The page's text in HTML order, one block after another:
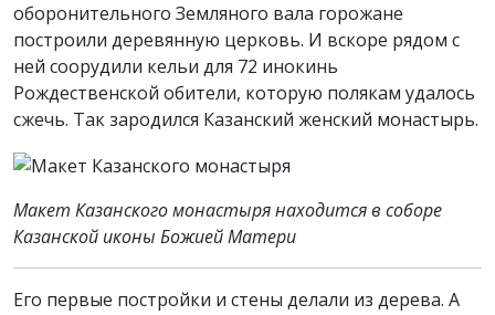
оборонительного Земляного вала горожане
построили деревянную церковь. И вскоре рядом с
ней соорудили кельи для 72 инокинь
Рождественской обители, которую полякам удалось
сжечь. Так зародился Казанский женский монастырь.
Макет Казанского монастыря находится в соборе
Казанской иконы Божией Матери
Его первые постройки и стены делали из дерева. А